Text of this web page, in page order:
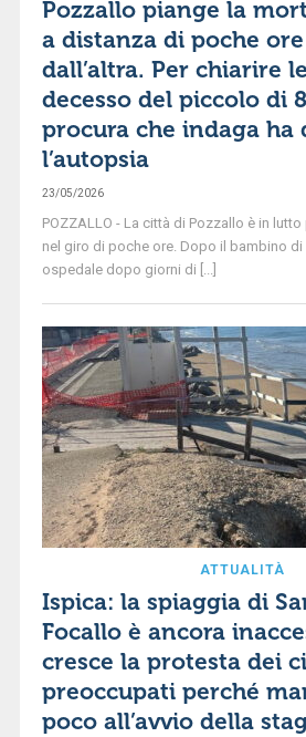
Pozzallo piange la
a distanza di poche ore
dall’altra. Per chiarire
decesso del piccolo di
procura che indaga ha
l’autopsia
23/05/2026
POZZALLO - La città di Pozzallo è in
nel giro di poche ore. Dopo il bambino di
ospedale dopo giorni di [...]
ATTUALITÀ
Ispica: la spiaggia di
Focallo è ancora
cresce la protesta dei
preoccupati perché
poco all’avvio della